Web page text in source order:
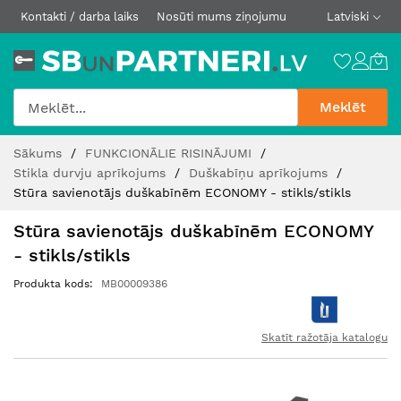
Kontakti / darba laiks Nosūti mums ziņojumu Latviski
Meklēt
Content
Sākums
FUNKCIONĀLIE RISINĀJUMI
Stikla durvju aprīkojums
Duškabīņu aprīkojums
Stūra savienotājs duškabīnēm ECONOMY - stikls/stikls
Stūra savienotājs duškabīnēm ECONOMY
- stikls/stikls
Produkta kods MB00009386
Skatīt ražotāja katalogu